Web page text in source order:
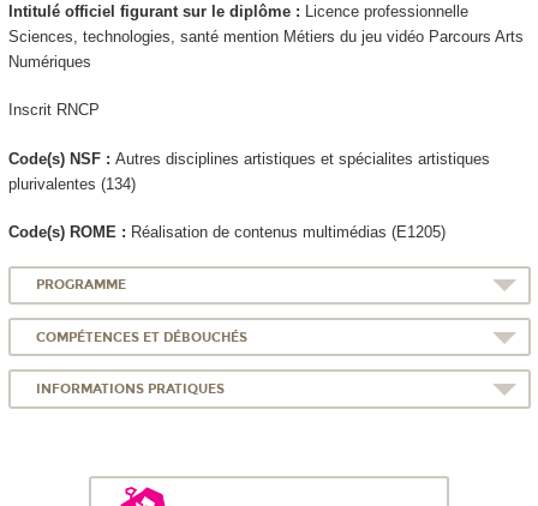
Intitulé officiel figurant sur le diplôme : Licence professionnelle
Sciences, technologies, santé mention Métiers du jeu vidéo Parcours Arts
Numériques
Inscrit RNCP
Code(s) NSF : Autres disciplines artistiques et spécialites artistiques
plurivalentes (134)
Code(s) ROME : Réalisation de contenus multimédias (E1205)
PROGRAMME
COMPÉTENCES ET DÉBOUCHÉS
INFORMATIONS PRATIQUES